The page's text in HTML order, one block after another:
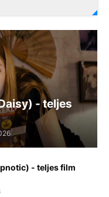
- teljes
- teljes film